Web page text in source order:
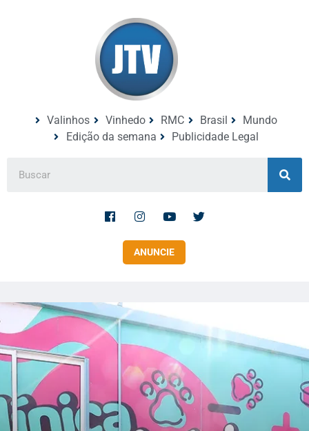
Valinhos Vinhedo RMC Brasil
Mundo
Edição da semana
Publicidade Legal
ANUNCIE